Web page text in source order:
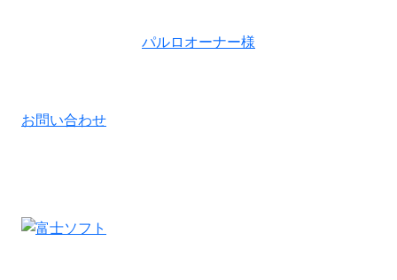
パルロオーナー様
お問い合わせ